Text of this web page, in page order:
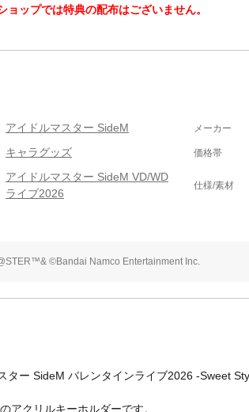
ョップでは特典の配布はございません。
アイドルマスター SideM メーカー
キャラグッズ 価格帯
アイドルマスター SideM VD/WD
ライブ2026
仕様/素材
©Bandai Namco Entertainment Inc.
ター SideM バレンタインライブ2026 -Sweet
アクリルキーホルダーです。